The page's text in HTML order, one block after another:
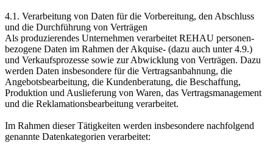
4.1. Verarbeitung von Daten für die Vorbereitung, den Abschluss
und die Durchführung von Verträgen
Als produzierendes Unternehmen verarbeitet REHAU personen­
bezogene Daten im Rahmen der Akquise- (dazu auch unter 4.9.)
und Verkaufsprozesse sowie zur Abwicklung von Verträgen. Dazu
werden Daten insbesondere für die Vertragsanbahnung, die
Angebots­bearbeitung, die Kundenberatung, die Beschaffung,
Produktion und Auslieferung von Waren, das Vertrags­management
und die Reklamations­bearbeitung verarbeitet.
Im Rahmen dieser Tätigkeiten werden insbesondere nachfolgend
genannte Datenkategorien verarbeitet: